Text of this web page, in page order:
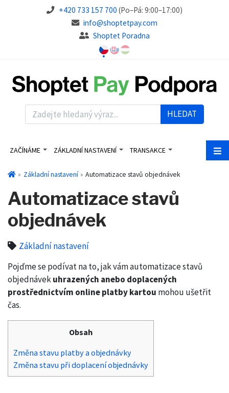
+420 733 157 700 (Po–Pá: 9:00–17:00)
info@shoptetpay.com
Shoptet Poradna
HLEDAT
ZAČÍNÁME ZÁKLADNÍ NASTAVENÍ TRANSAKCE
Základní nastavení Automatizace stavů objednávek
Automatizace stavů
objednávek
Základní nastavení
Pojďme se podívat na to, jak vám automatizace stavů
objednávekuhrazených anebo doplacených
prostřednictvím online platby kartou mohou ušetřit
čas.
Obsah
Změna stavu platby a objednávky
Změna stavu při doplacení objednávky